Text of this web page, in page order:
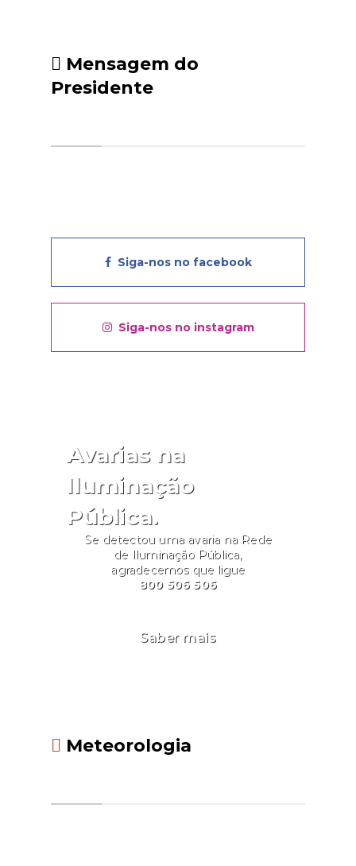
Mensagem do
Presidente
Siga-nos no facebook
Siga-nos no instagram
Avarias na
Iluminação
Pública.
Se detectou uma avaria na Rede
de Iluminação Pública,
agradecemos que ligue
800 506 506
Saber mais
Meteorologia